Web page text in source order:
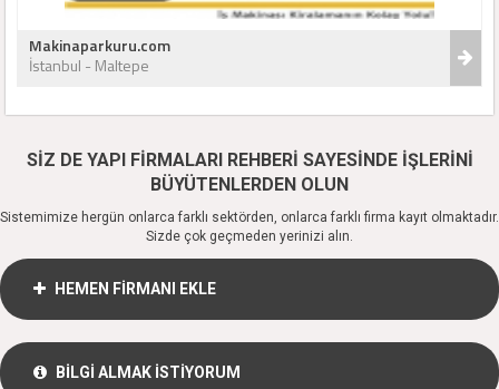
Makinaparkuru.com
İstanbul - Maltepe
SİZ DE YAPI FİRMALARI REHBERİ SAYESİNDE İŞLERİNİ
BÜYÜTENLERDEN OLUN
Sistemimize hergün onlarca farklı sektörden, onlarca farklı firma kayıt olmaktadır.
Sizde çok geçmeden yerinizi alın.
HEMEN FİRMANI EKLE
BİLGİ ALMAK İSTİYORUM